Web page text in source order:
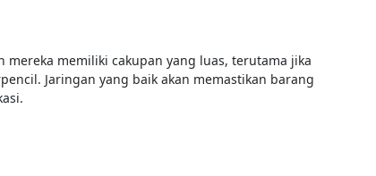
memiliki cakupan yang luas, terutama jika
Jaringan yang baik akan memastikan barang